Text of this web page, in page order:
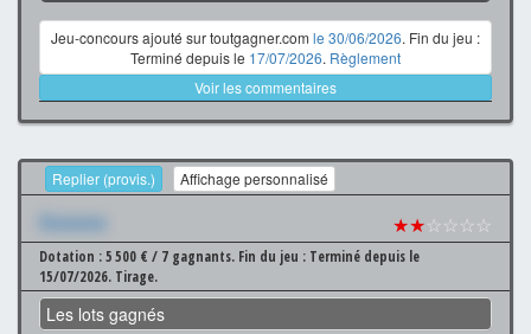
Jeu-concours ajouté sur toutgagner.com le 30/06/2026. Fin du jeu :
Terminé depuis le 17/07/2026. Règlement
Voir les commentaires
Replier (provis.) Affichage personnalisé
Xxxxxxx ★★☆☆☆☆
Dotation : 5 500 € / 7 gagnants. Fin du jeu : Terminé depuis le
15/07/2026. Tirage.
Les lots gagnés